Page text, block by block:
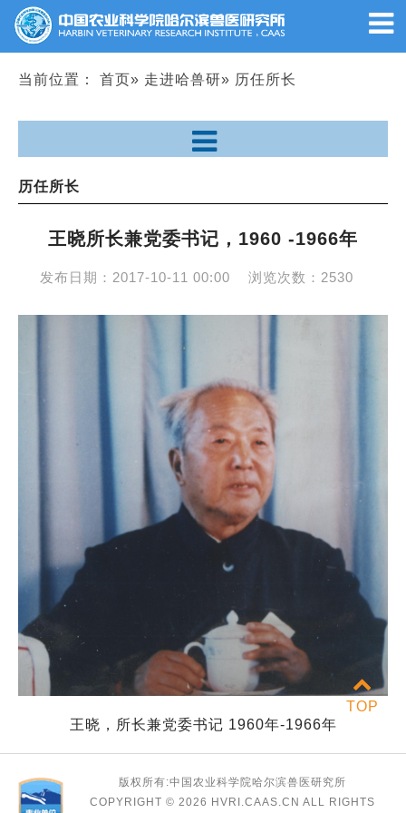
当前位置： 首页» 走进哈兽研» 历任所长
历任所长
王晓所长兼党委书记，1960 -1966年
发布日期： 2017-10-11 00:00 浏览次数： 2530
王晓，所长兼党委书记 1960年-1966年
版权所有:中国农业科学院哈尔滨兽医研究所
COPYRIGHT © 2026 HVRI.CAAS.CN ALL RIGHTS
TOP